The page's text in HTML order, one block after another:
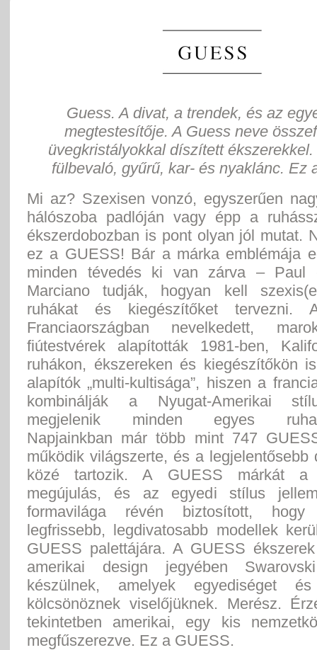
Guess. A divat, a trendek, és az
megtestesítője. A Guess neve
üvegkristályokkal díszített
fülbevaló, gyűrű, kar- és nyaklánc. Ez
Mi az? Szexisen vonzó, egyszerűen
hálószoba padlóján vagy épp a
ékszerdobozban is pont olyan jól mutat.
ez a GUESS! Bár a márka emblémája
minden tévedés ki van zárva – Paul
Marciano tudják, hogyan kell
ruhákat és kiegészítőket tervezni.
Franciaországban nevelkedett,
fiútestvérek alapították 1981-ben,
ruhákon, ékszereken és kiegészítőkön
alapítók „multi-kultisága”, hiszen a
kombinálják a Nyugat-Amerikai
megjelenik minden egyes
Napjainkban már több mint 747
működik világszerte, és a legjelentősebb
közé tartozik. A GUESS márkát a
megújulás, és az egyedi stílus
formavilága révén biztosított,
legfrissebb, legdivatosabb modellek
GUESS palettájára. A GUESS
amerikai design jegyében
készülnek, amelyek egyediséget
kölcsönöznek viselőjüknek. Merész.
tekintetben amerikai, egy kis
megfűszerezve. Ez a GUESS.